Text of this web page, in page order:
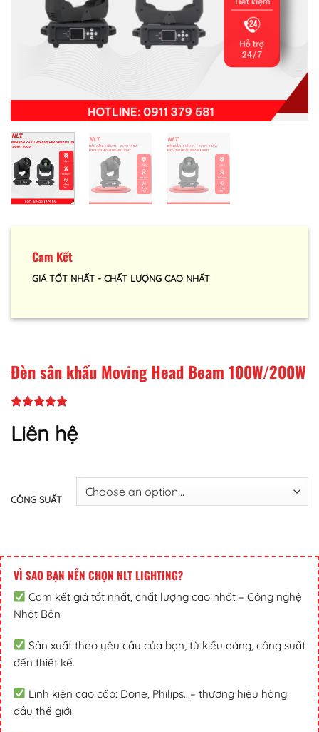
Cam Kết
GIÁ TỐT NHẤT - CHẤT LƯỢNG CAO NHẤT
Đèn sân khấu Moving Head Beam 100W/200W
Liên hệ
CÔNG SUẤT
VÌ SAO BẠN NÊN CHỌN NLT LIGHTING?
Cam kết giá tốt nhất, chất lượng cao nhất – Công nghệ
Nhật Bản
Sản xuất theo yêu cầu của bạn, từ kiểu dáng, công suất
đến thiết kế.
Linh kiện cao cấp: Done, Philips...– thương hiệu hàng
đầu thế giới.